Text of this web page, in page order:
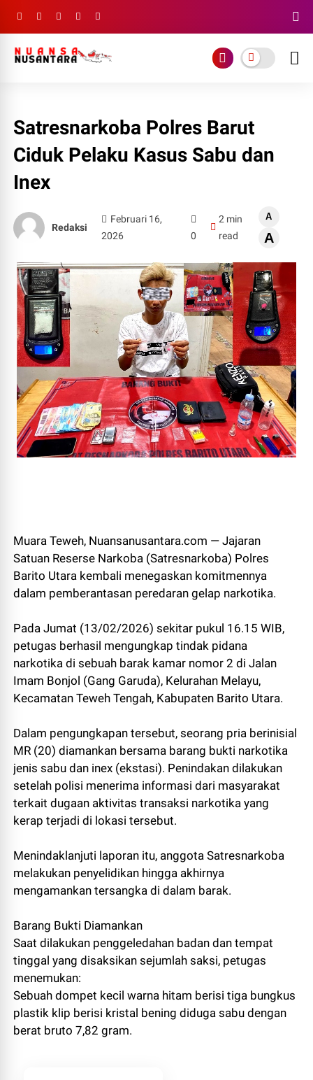
Satresnarkoba Polres Barut
Ciduk Pelaku Kasus Sabu dan
Inex
Redaksi
Februari 16,
2026
0
2 min
read
A
A
Muara Teweh, Nuansanusantara.com — Jajaran
Satuan Reserse Narkoba (Satresnarkoba) Polres
Barito Utara kembali menegaskan komitmennya
dalam pemberantasan peredaran gelap narkotika.
Pada Jumat (13/02/2026) sekitar pukul 16.15 WIB,
petugas berhasil mengungkap tindak pidana
narkotika di sebuah barak kamar nomor 2 di Jalan
Imam Bonjol (Gang Garuda), Kelurahan Melayu,
Kecamatan Teweh Tengah, Kabupaten Barito Utara.
Dalam pengungkapan tersebut, seorang pria berinisial
MR (20) diamankan bersama barang bukti narkotika
jenis sabu dan inex (ekstasi). Penindakan dilakukan
setelah polisi menerima informasi dari masyarakat
terkait dugaan aktivitas transaksi narkotika yang
kerap terjadi di lokasi tersebut.
Menindaklanjuti laporan itu, anggota Satresnarkoba
melakukan penyelidikan hingga akhirnya
mengamankan tersangka di dalam barak.
Barang Bukti Diamankan
Saat dilakukan penggeledahan badan dan tempat
tinggal yang disaksikan sejumlah saksi, petugas
menemukan:
Sebuah dompet kecil warna hitam berisi tiga bungkus
plastik klip berisi kristal bening diduga sabu dengan
berat bruto 7,82 gram.